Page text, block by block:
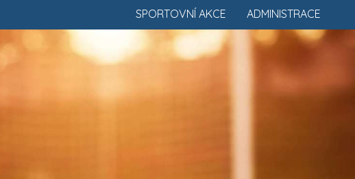
ADMINISTRACE
SPORTOVNÍ AKCE